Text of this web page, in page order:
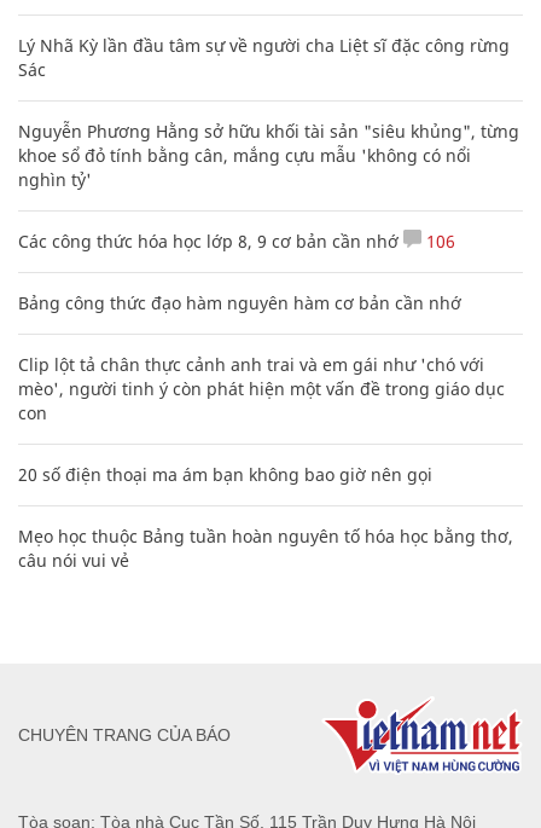
Lý Nhã Kỳ lần đầu tâm sự về người cha Liệt sĩ đặc công rừng
Sác
Nguyễn Phương Hằng sở hữu khối tài sản "siêu khủng", từng
khoe sổ đỏ tính bằng cân, mắng cựu mẫu 'không có nổi
nghìn tỷ'
Các công thức hóa học lớp 8, 9 cơ bản cần nhớ 106
Bảng công thức đạo hàm nguyên hàm cơ bản cần nhớ
Clip lột tả chân thực cảnh anh trai và em gái như 'chó với
mèo', người tinh ý còn phát hiện một vấn đề trong giáo dục
con
20 số điện thoại ma ám bạn không bao giờ nên gọi
Mẹo học thuộc Bảng tuần hoàn nguyên tố hóa học bằng thơ,
câu nói vui vẻ
Tòa soạn: Tòa nhà Cục Tần Số, 115 Trần Duy Hưng Hà Nội
CHUYÊN TRANG CỦA BÁO